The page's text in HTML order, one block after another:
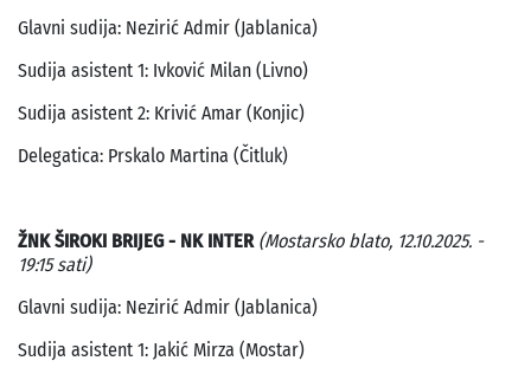
Glavni sudija: Nezirić Admir (Jablanica)
Sudija asistent 1: Ivković Milan (Livno)
Sudija asistent 2: Krivić Amar (Konjic)
Delegatica: Prskalo Martina (Čitluk)
ŽNK ŠIROKI BRIJEG - NK INTER (Mostarsko blato, 12.10.2025. -
19:15 sati)
Glavni sudija: Nezirić Admir (Jablanica)
Sudija asistent 1: Jakić Mirza (Mostar)